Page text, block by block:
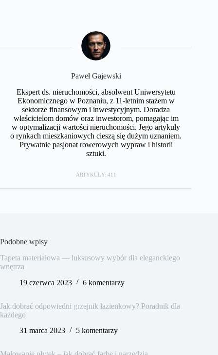
Paweł Gajewski
Ekspert ds. nieruchomości, absolwent Uniwersytetu
Ekonomicznego w Poznaniu, z 11-letnim stażem w
sektorze finansowym i inwestycyjnym. Doradza
właścicielom domów oraz inwestorom, pomagając im
w optymalizacji wartości nieruchomości. Jego artykuły
o rynkach mieszkaniowych cieszą się dużym uznaniem.
Prywatnie pasjonat rowerowych wypraw i historii
sztuki.
ARTYKUŁY: 411
Podobne wpisy
Tapeta materiałowa — luksusowy wybór dla eleganckiego
wnętrza
19 czerwca 2023
6 komentarzy
Jak dobrać odpowiedni grzejnik łazienkowy? Poradnik dla
każdego
31 marca 2023
5 komentarzy